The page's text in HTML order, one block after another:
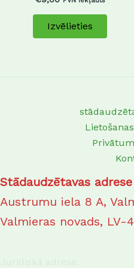
Izvēlieties
on
Stādaudzētavas adrese
Austrumu iela 8 A,
Valmieras novads, LV-